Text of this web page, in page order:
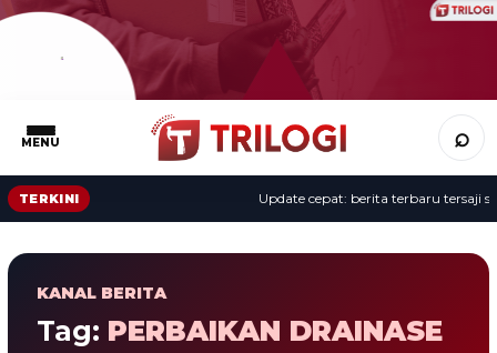
MENU ⌕
TERKINI Update cepat: berita terbaru tersaji
KANAL BERITA
Tag: PERBAIKAN DRAINASE